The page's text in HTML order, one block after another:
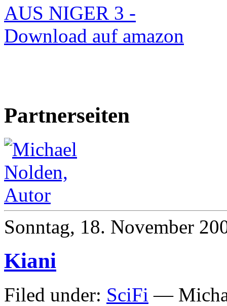
Partnerseiten
Sonntag, 18. November
Kiani
Filed under: SciFi —